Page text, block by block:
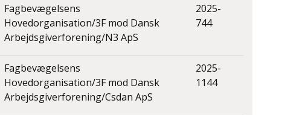
Fagbevægelsens
Hovedorganisation/3F mod Dansk
Arbejdsgiverforening/N3 ApS
2025-
744
Fagbevægelsens
Hovedorganisation/3F mod Dansk
Arbejdsgiverforening/Csdan ApS
2025-
1144